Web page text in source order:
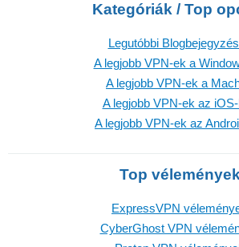
Kategóriák / Top
Legutóbbi
A legjobb VPN-ek a
A legjobb VPN-ek a
A legjobb VPN-ek az
A legjobb VPN-ek az
Top vélemények
ExpressVPN
CyberGhost VPN